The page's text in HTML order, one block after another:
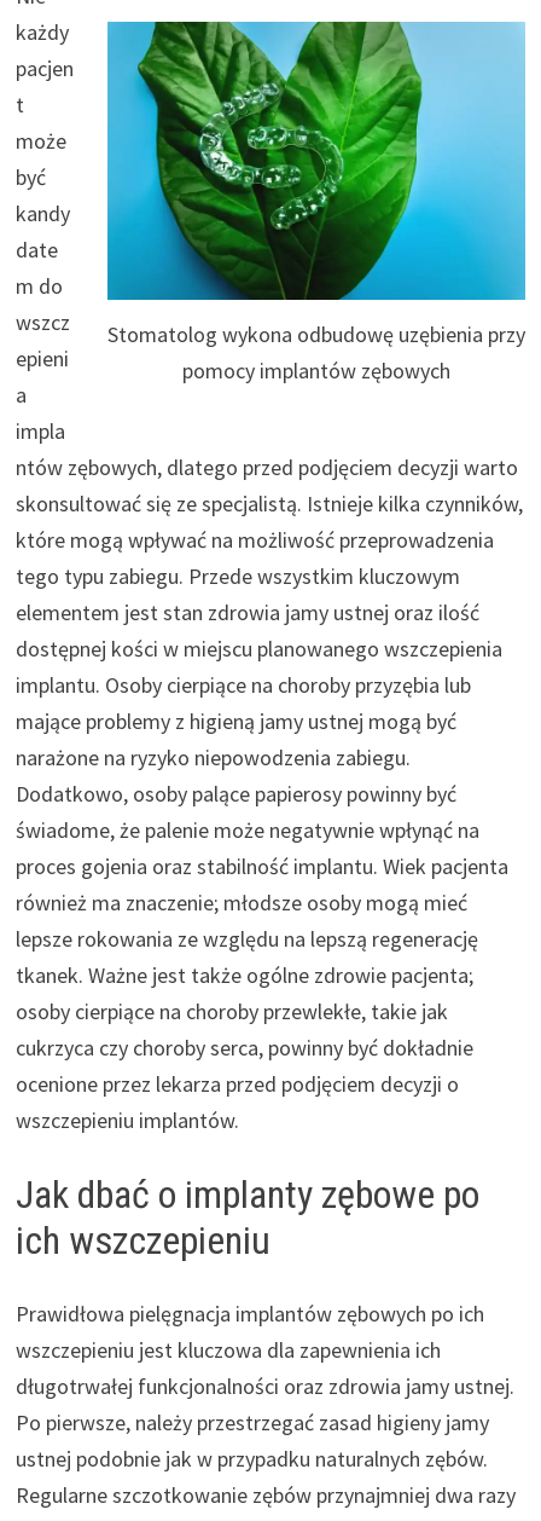
Stomatolog wykona odbudowę uzębienia przy
pomocy implantów zębowych
każdy
pacjen
t
może
być
kandy
date
m do
wszcz
epieni
a
impla
ntów zębowych, dlatego przed podjęciem decyzji warto
skonsultować się ze specjalistą. Istnieje kilka czynników,
które mogą wpływać na możliwość przeprowadzenia
tego typu zabiegu. Przede wszystkim kluczowym
elementem jest stan zdrowia jamy ustnej oraz ilość
dostępnej kości w miejscu planowanego wszczepienia
implantu. Osoby cierpiące na choroby przyzębia lub
mające problemy z higieną jamy ustnej mogą być
narażone na ryzyko niepowodzenia zabiegu.
Dodatkowo, osoby palące papierosy powinny być
świadome, że palenie może negatywnie wpłynąć na
proces gojenia oraz stabilność implantu. Wiek pacjenta
również ma znaczenie; młodsze osoby mogą mieć
lepsze rokowania ze względu na lepszą regenerację
tkanek. Ważne jest także ogólne zdrowie pacjenta;
osoby cierpiące na choroby przewlekłe, takie jak
cukrzyca czy choroby serca, powinny być dokładnie
ocenione przez lekarza przed podjęciem decyzji o
wszczepieniu implantów.
Jak dbać o implanty zębowe po
ich wszczepieniu
Prawidłowa pielęgnacja implantów zębowych po ich
wszczepieniu jest kluczowa dla zapewnienia ich
długotrwałej funkcjonalności oraz zdrowia jamy ustnej.
Po pierwsze, należy przestrzegać zasad higieny jamy
ustnej podobnie jak w przypadku naturalnych zębów.
Regularne szczotkowanie zębów przynajmniej dwa razy